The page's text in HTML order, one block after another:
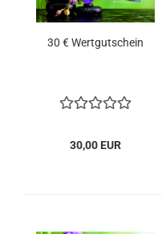
30 € Wertgutschein
30,00 EUR